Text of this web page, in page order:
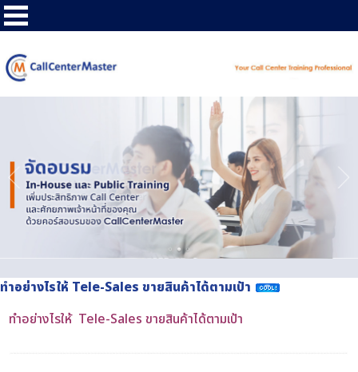
ทำอย่างไรให้ Tele-Sales ขายสินค้าได้ตามเป้า
ทำอย่างไรให้ Tele-Sales ขายสินค้าได้ตามเป้า